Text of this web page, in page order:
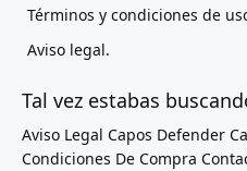
Términos y condiciones de
Aviso legal.
Tal vez estabas
Aviso Legal Capos Defender
Condiciones De Compra